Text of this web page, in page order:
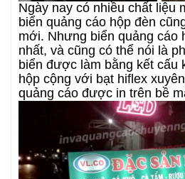
Ngày nay có nhiều chất liệu
biển quảng cáo hộp đèn
mới. Nhưng biển quảng cáo
nhất, và cũng có thể nói là
biển được làm bằng kết cấu
hộp cộng với bạt hiflex
quảng cáo được in trên bề